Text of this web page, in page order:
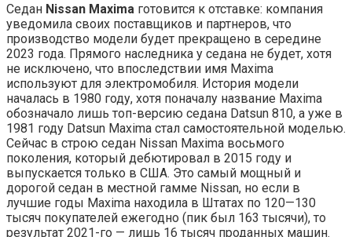
Седан Nissan Maxima готовится к отставке: компания
уведомила своих поставщиков и партнеров, что
производство модели будет прекращено в середине
2023 года. Прямого наследника у седана не будет, хотя
не исключено, что впоследствии имя Maxima
используют для электромобиля. История модели
началась в 1980 году, хотя поначалу название Maxima
обозначало лишь топ-версию седана Datsun 810, а уже в
1981 году Datsun Maxima стал самостоятельной моделью.
Сейчас в строю седан Nissan Maxima восьмого
поколения, который дебютировал в 2015 году и
выпускается только в США. Это самый мощный и
дорогой седан в местной гамме Nissan, но если в
лучшие годы Maxima находила в Штатах по 120—130
тысяч покупателей ежегодно (пик был 163 тысячи), то
результат 2021-го — лишь 16 тысяч проданных машин.